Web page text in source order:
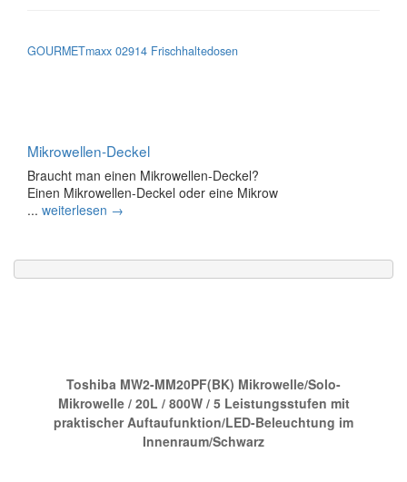
GOURMETmaxx 02914 Frischhaltedosen
Mikrowellen-Deckel
Braucht man einen Mikrowellen-Deckel?
Einen Mikrowellen-Deckel oder eine Mikrow
... weiterlesen →
Toshiba MW2-MM20PF(BK) Mikrowelle/Solo-
Mikrowelle / 20L / 800W / 5 Leistungsstufen mit
praktischer Auftaufunktion/LED-Beleuchtung im
Innenraum/Schwarz